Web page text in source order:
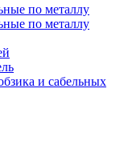
по металлу
по металлу
и сабельных